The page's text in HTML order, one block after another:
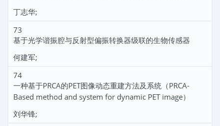
丁志华;
73
基于光学谐振腔与反射型偏振转换器级联的生物传感器
何建军;
74
一种基于PRCA的PET图像动态重建方法及系统（PRCA-
Based method and system for dynamic PET image）
刘华锋;